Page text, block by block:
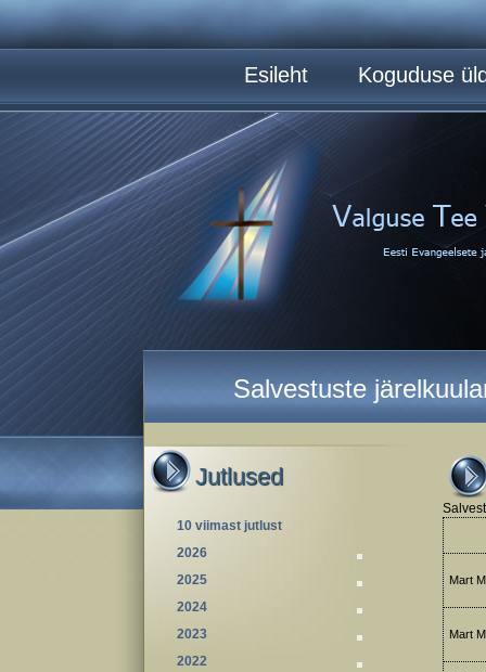
Jutlused
10 viimast jutlust
2026
2025
2024
2023
2022
Mart
Mart
Esileht Koguduse
Salvestuste